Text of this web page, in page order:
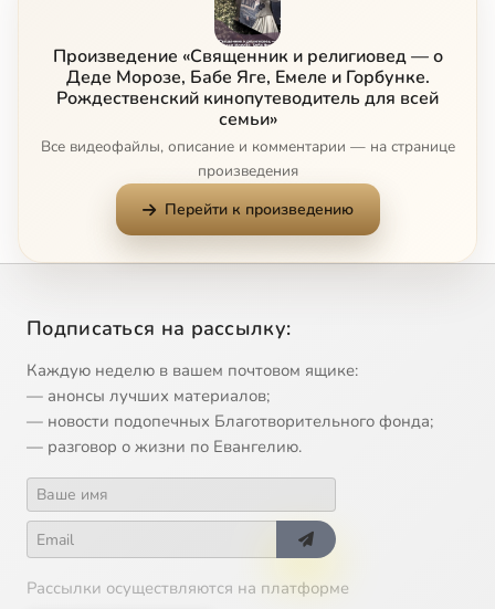
Произведение «Священник и религиовед — о
Деде Морозе, Бабе Яге, Емеле и Горбунке.
Рождественский кинопутеводитель для всей
семьи»
Все видеофайлы, описание и комментарии — на странице
произведения
Перейти к произведению
Подписаться на рассылку:
Каждую неделю в вашем почтовом ящике:
— анонсы лучших материалов;
— новости подопечных Благотворительного фонда;
— разговор о жизни по Евангелию.
Рассылки осуществляются на платформе